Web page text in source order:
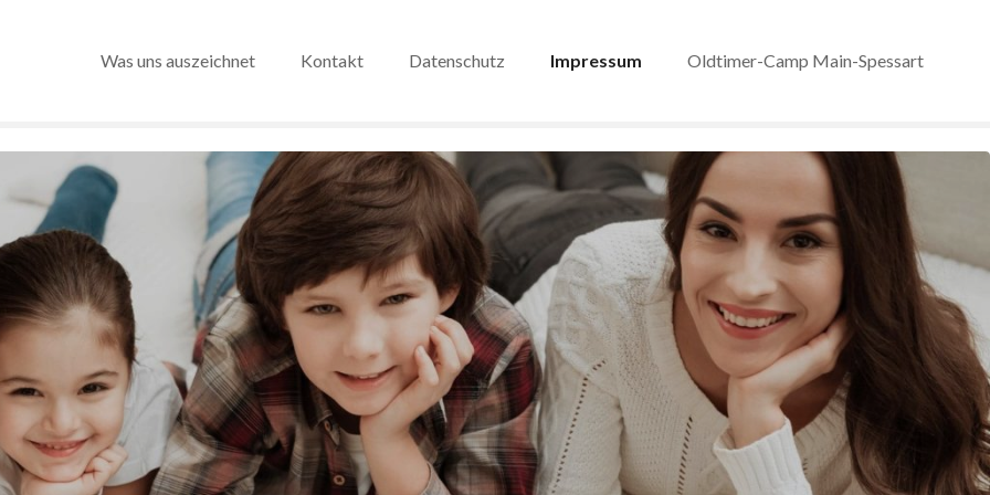
Was uns auszeichnet Kontakt Datenschutz Impressum Oldtimer-Camp Main-Spessart